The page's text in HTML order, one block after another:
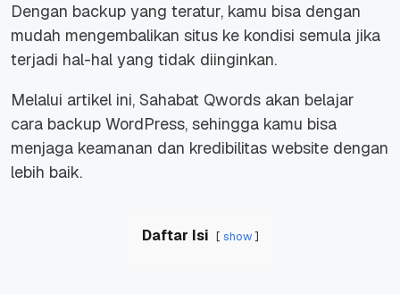
Dengan backup yang teratur, kamu bisa dengan
mudah mengembalikan situs ke kondisi semula jika
terjadi hal-hal yang tidak diinginkan.
Melalui artikel ini, Sahabat Qwords akan belajar
cara backup WordPress, sehingga kamu bisa
menjaga keamanan dan kredibilitas website dengan
lebih baik.
Daftar Isi show